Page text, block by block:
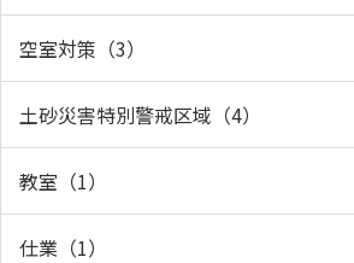
空室対策（3）
土砂災害特別警戒区域（4）
教室（1）
仕業（1）